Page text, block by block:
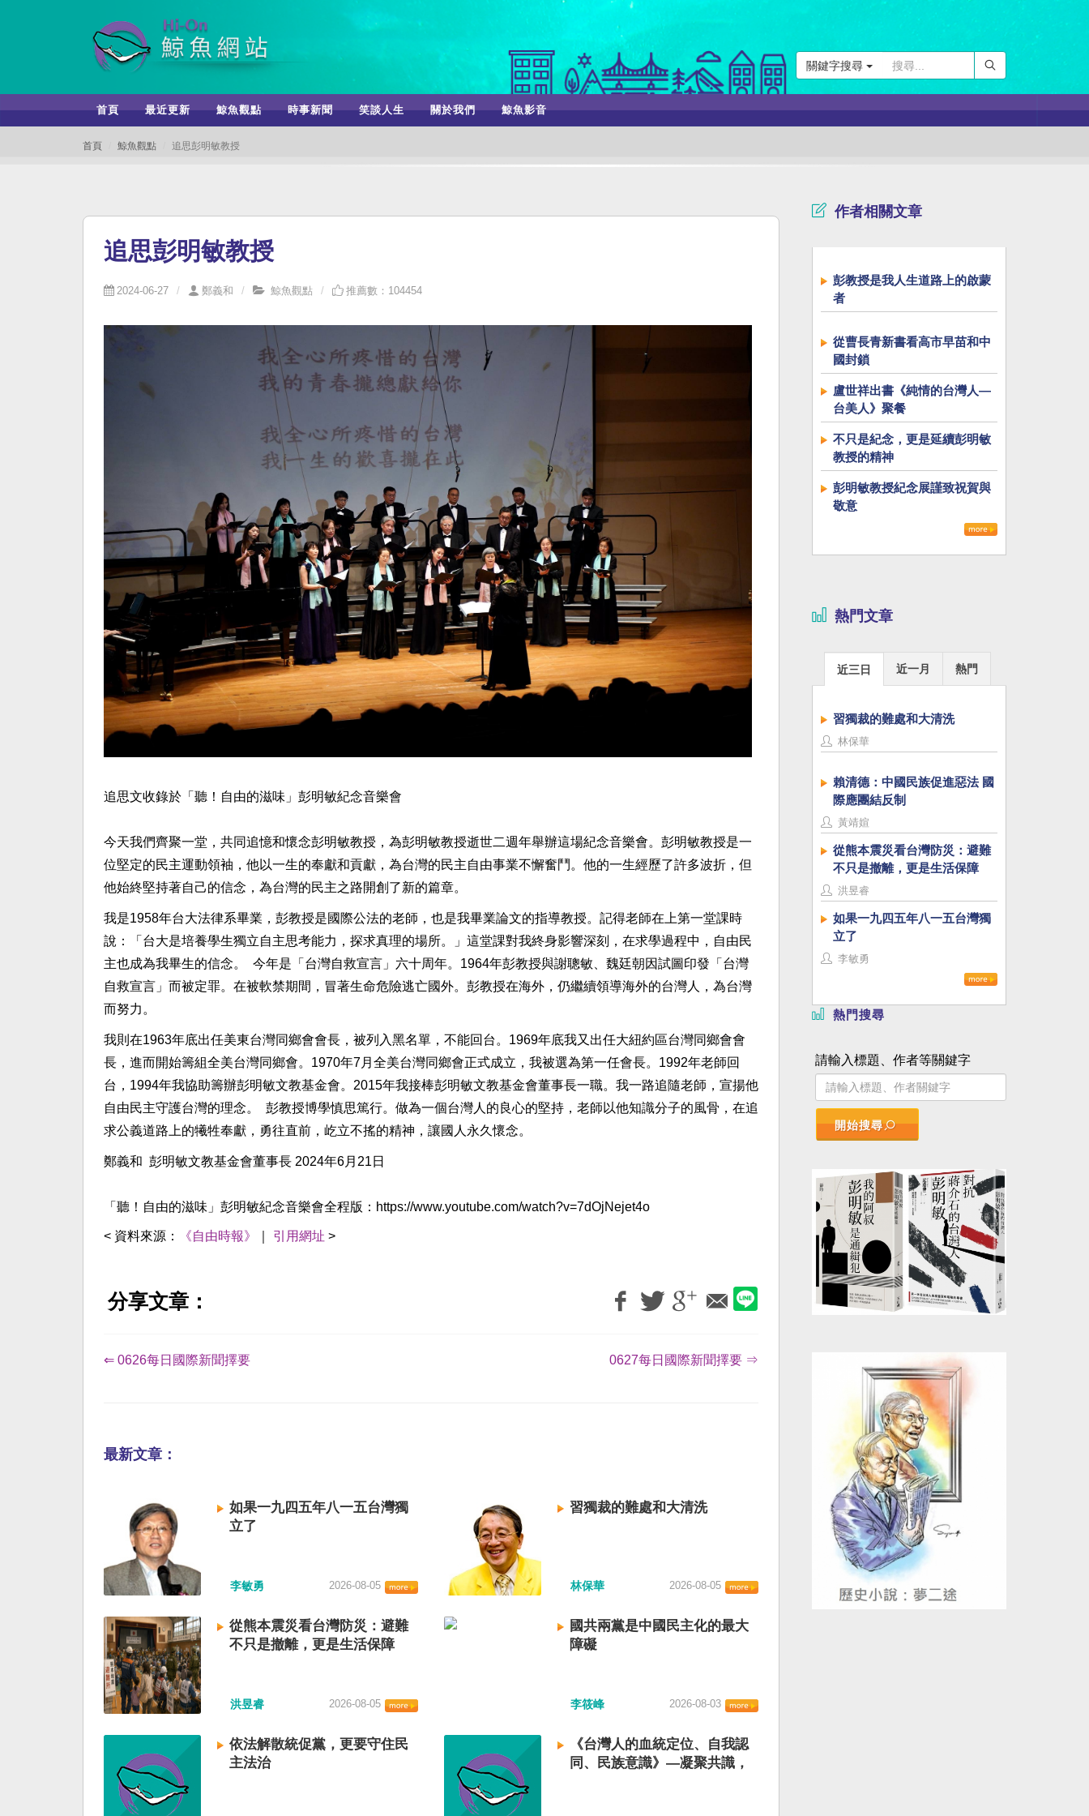
關鍵字搜尋
首頁 最近更新 鯨魚觀點 時事新聞 笑談人生 關於我們 鯨魚影音
首頁 鯨魚觀點 追思彭明敏教授
追思彭明敏教授
2024-06-27 鄭義和 鯨魚觀點 推薦數：104454
追思文收錄於「聽！自由的滋味」彭明敏紀念音樂會
今天我們齊聚一堂，共同追憶和懷念彭明敏教授，為彭明敏教授逝世二週年舉辦這場紀念音樂會。彭明敏教授是一
位堅定的民主運動領袖，他以一生的奉獻和貢獻，為台灣的民主自由事業不懈奮鬥。他的一生經歷了許多波折，但
他始終堅持著自己的信念，為台灣的民主之路開創了新的篇章。
我是1958年台大法律系畢業，彭教授是國際公法的老師，也是我畢業論文的指導教授。記得老師在上第一堂課時
說：「台大是培養學生獨立自主思考能力，探求真理的場所。」這堂課對我終身影響深刻，在求學過程中，自由民
主也成為我畢生的信念。 今年是「台灣自救宣言」六十周年。1964年彭教授與謝聰敏、魏廷朝因試圖印發「台灣
自救宣言」而被定罪。在被軟禁期間，冒著生命危險逃亡國外。彭教授在海外，仍繼續領導海外的台灣人，為台灣
而努力。
我則在1963年底出任美東台灣同鄉會會長，被列入黑名單，不能回台。1969年底我又出任大紐約區台灣同鄉會會
長，進而開始籌組全美台灣同鄉會。1970年7月全美台灣同鄉會正式成立，我被選為第一任會長。1992年老師回
台，1994年我協助籌辦彭明敏文教基金會。2015年我接棒彭明敏文教基金會董事長一職。我一路追隨老師，宣揚他
自由民主守護台灣的理念。 彭教授博學慎思篤行。做為一個台灣人的良心的堅持，老師以他知識分子的風骨，在追
求公義道路上的犧牲奉獻，勇往直前，屹立不搖的精神，讓國人永久懷念。
鄭義和 彭明敏文教基金會董事長 2024年6月21日
「聽！自由的滋味」彭明敏紀念音樂會全程版：https://www.youtube.com/watch?v=7dOjNejet4o
< 資料來源： 《自由時報》 引用網址 >
分享文章：
⇐ 0626每日國際新聞擇要 0627每日國際新聞擇要 ⇒
最新文章：
如果一九四五年八一五台灣獨
立了
李敏勇 2026-08-05
習獨裁的難處和大清洗
林保華 2026-08-05
從熊本震災看台灣防災：避難
不只是撤離，更是生活保障
洪昱睿 2026-08-05
國共兩黨是中國民主化的最大
障礙
李筱峰 2026-08-03
依法解散統促黨，更要守住民
主法治
《台灣人的血統定位、自我認
同、民族意識》—凝聚共識，
作者相關文章
彭教授是我人生道路上的啟蒙
者
從曹長青新書看高市早苗和中
國封鎖
盧世祥出書《純情的台灣人—
台美人》聚餐
不只是紀念，更是延續彭明敏
教授的精神
彭明敏教授紀念展謹致祝賀與
敬意
熱門文章
近三日 近一月 熱門
習獨裁的難處和大清洗
林保華
賴清德：中國民族促進惡法 國
際應團結反制
黃靖媗
從熊本震災看台灣防災：避難
不只是撤離，更是生活保障
洪昱睿
如果一九四五年八一五台灣獨
立了
李敏勇
熱門搜尋
請輸入標題、作者等關鍵字
開始搜尋